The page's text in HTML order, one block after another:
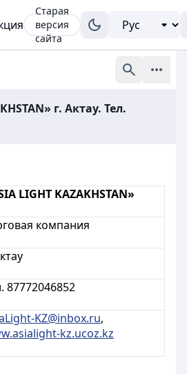
Старая
версия
сайта
г. Актау. Тел.
LIGHT KAZAKHSTAN»
компания
87772046852
KZ@inbox.ru,
kz.ucoz.kz